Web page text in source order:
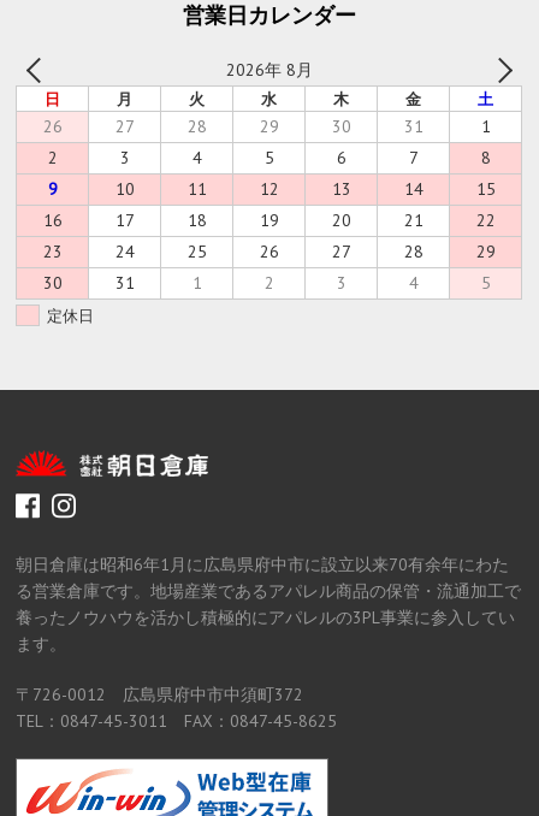
営業日カレンダー
2026年 8月
日 月 火 水 木 金 土
26 27 28 29 30 31
1
2
3 4 5 6 7
8
9
10 11 12 13 14
15
16
17 18 19 20 21
22
23
24 25 26 27 28
29
30
31 1 2 3 4 5
定休日
facebook
朝日倉庫は昭和6年1月に広島県府中市に設立以来70有余年にわた
る営業倉庫です。地場産業であるアパレル商品の保管・流通加工で
養ったノウハウを活かし積極的にアパレルの3PL事業に参入してい
ます。
〒726-0012 広島県府中市中須町372
TEL：0847-45-3011 FAX：0847-45-8625